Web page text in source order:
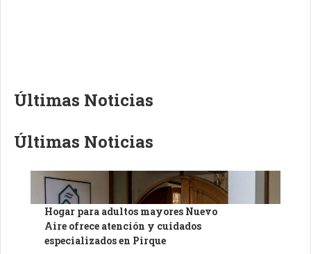
Últimas Noticias
Últimas Noticias
Hogar para adultos mayores Nuevo
Aire ofrece atención y cuidados
especializados en Pirque